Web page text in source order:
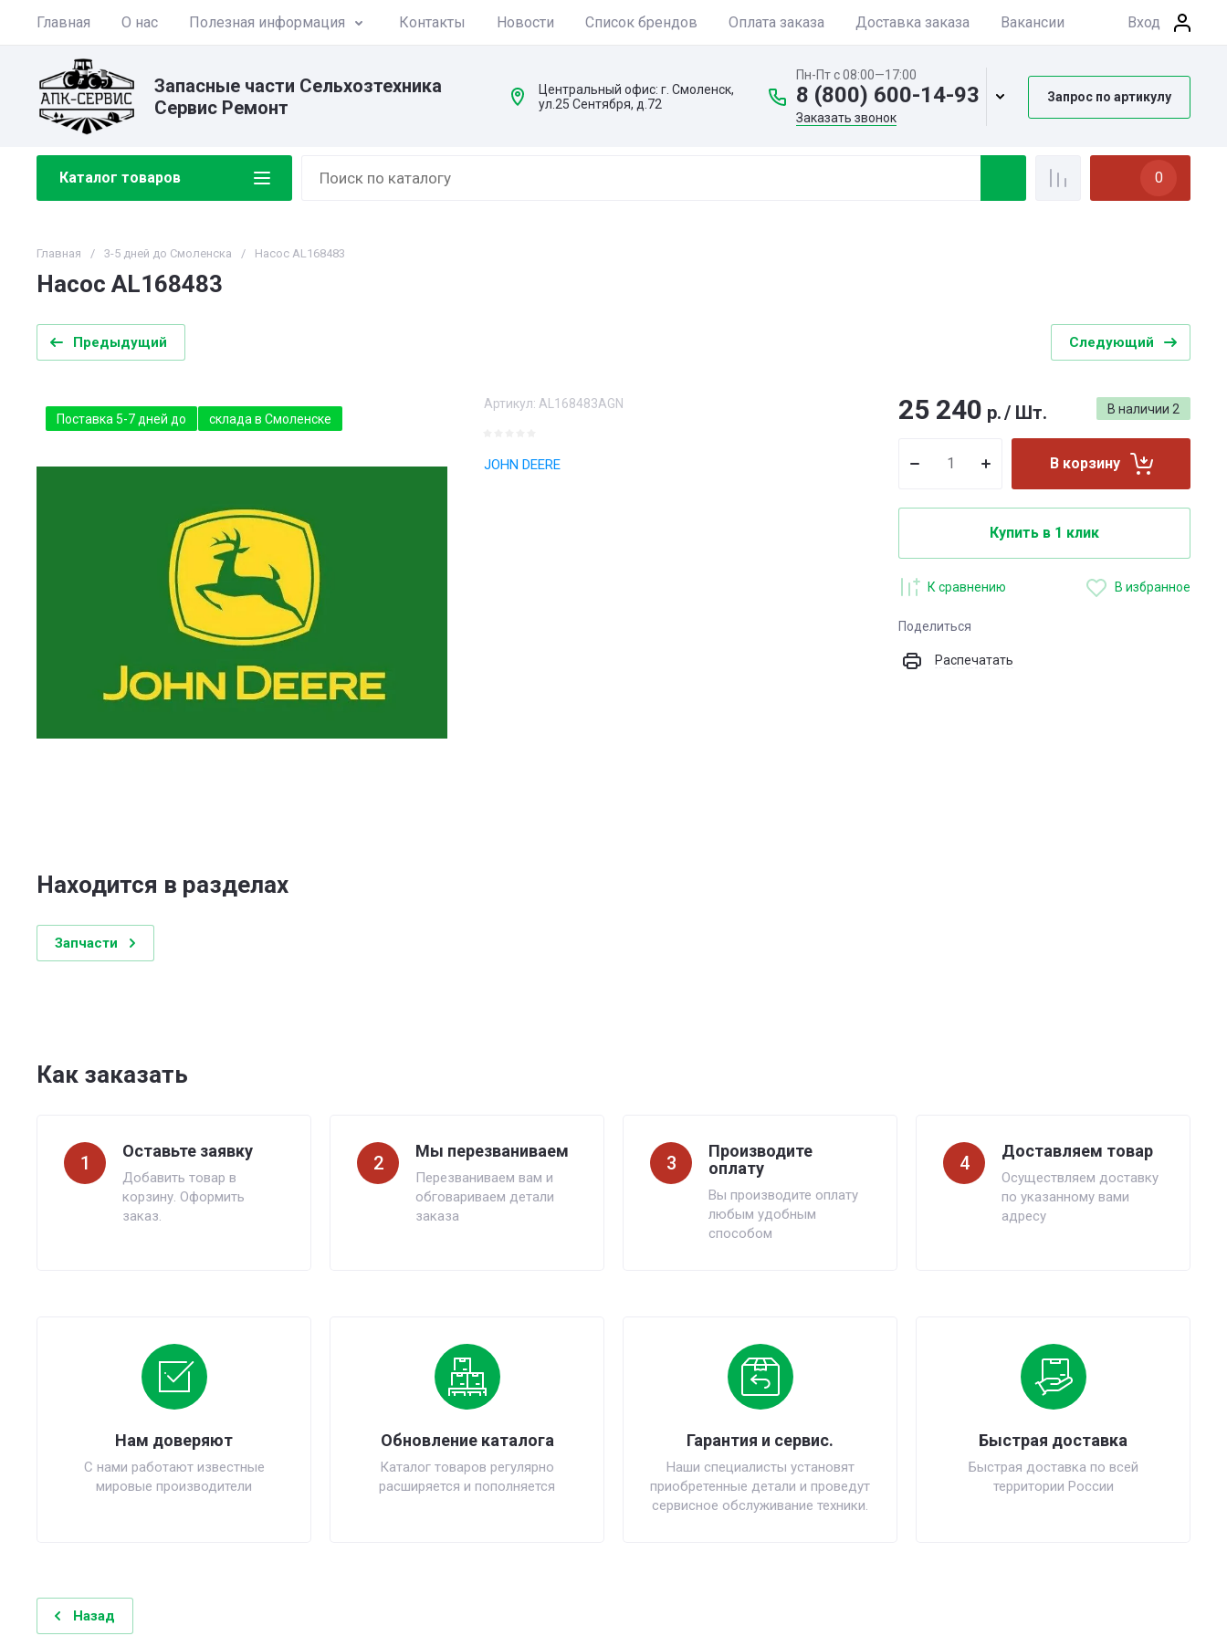
Главная О нас Полезная информация Контакты Новости Список брендов Оплата заказа Доставка заказа Вакансии Вход
Запасные части Сельхозтехника
Сервис Ремонт
Центральный офис: г. Смоленск,
ул.25 Сентября, д.72
Пн-Пт с 08:00—17:00
8 (800) 600-14-93
Заказать звонок
Запрос по артикулу
Каталог товаров 0
Главная / 3-5 дней до Смоленска / Насос AL168483
Насос AL168483
Предыдущий Следующий
Поставка 5-7 дней до склада в Смоленске
Артикул: AL168483AGN
JOHN DEERE
В наличии 2
25 240 р./ Шт.
В корзину
Купить в 1 клик
К сравнению В избранное
Поделиться
Распечатать
Находится в разделах
Запчасти
Как заказать
1
Оставьте заявку
Добавить товар в
корзину. Оформить
заказ.
2
Мы перезваниваем
Перезваниваем вам и
обговариваем детали
заказа
3
Производите
оплату
Вы производите оплату
любым удобным
способом
4
Доставляем товар
Осуществляем доставку
по указанному вами
адресу
Нам доверяют
С нами работают известные
мировые производители
Обновление каталога
Каталог товаров регулярно
расширяется и пополняется
Гарантия и сервис.
Наши специалисты установят
приобретенные детали и проведут
сервисное обслуживание техники.
Быстрая доставка
Быстрая доставка по всей
территории России
Назад